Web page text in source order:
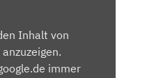
Inhalt von
immer